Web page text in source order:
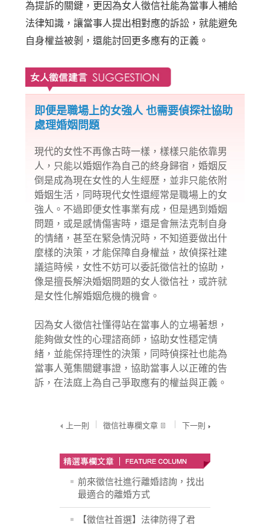
為提訴的關鍵，更因為女人徵信社能為當事人補給
法律知識，讓當事人提出相對應的訴訟，就能避免
自身權益被剝，還能討回更多應有的正義。
即便是職場上的女強人 也需要偵探社協助
處理婚姻問題
現代的女性不再像古時一樣，樣樣只能依靠男
人，只能以婚姻作為自己的終身歸宿，婚姻反
倒是成為現在女性的人生經歷，並非只能依附
婚姻生活，同時現代女性還經常是職場上的女
強人。不過即便女性事業有成，但是遇到婚姻
問題，或是感情傷害時，還是會無法克制自身
的情緒，甚至在緊急情況時，不知道要做出什
麼樣的決策，才能保障自身權益，故偵探社建
議這時候，女性不妨可以委託徵信社的協助，
像是擅長解決婚姻問題的女人徵信社，或許就
是女性化解婚姻危機的機會。
因為女人徵信社懂得站在當事人的立場著想，
能夠做女性的心理諮商師，協助女性穩定情
緒，並能保持理性的決策，同時偵探社也能為
當事人蒐集關鍵事證，協助當事人以正確的告
訴，在法庭上為自己爭取應有的權益與正義。
上一則 徵信社專欄文章 下一則
前來徵信社進行離婚諮詢，找出
最適合的離婚方式
【徵信社首選】法律防得了君